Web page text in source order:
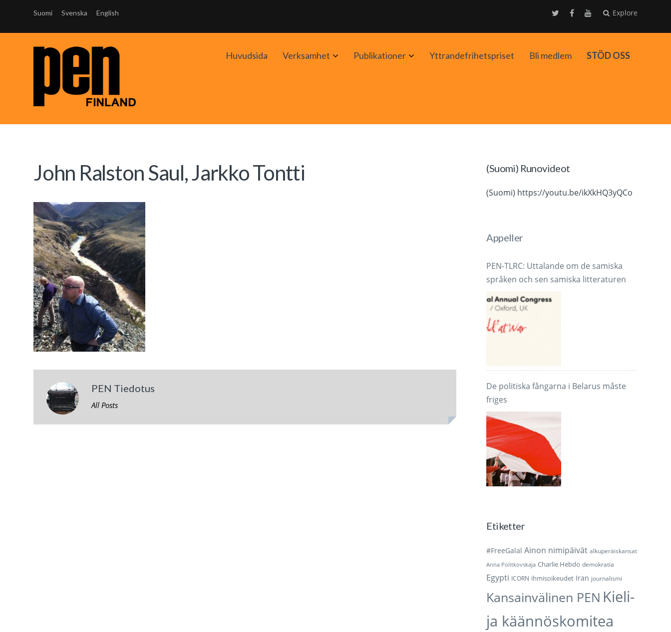
Suomi Svenska English Explore
Huvudsida Verksamhet AvaaPublikationer AvaaYttrandefrihetspriset Bli medlem STÖD OSS
John Ralston Saul, Jarkko Tontti
PEN Tiedotus
All Posts
(Suomi) Runovideot
(Suomi) https://youtu.be/ikXkHQ3yQCo
Appeller
PEN-TLRC: Uttalande om de samiska
språken och sen samiska litteraturen
De politiska fångarna i Belarus måste
friges
Etiketter
#FreeGalal Ainon nimipäivät alkuperäiskansat
Anna Politkovskaja Charlie Hebdo demokratia
Egypti ICORN ihmisoikeudet Iran journalismi
Kansainvälinen PEN Kieli-
ja käännöskomitea